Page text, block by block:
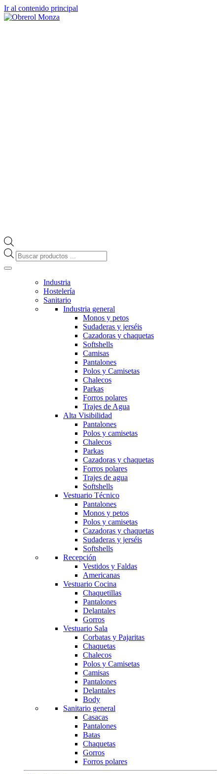
Ir al contenido principal
Búsqueda
de
Industria
Hostelería
Sanitario
Industria general
Monos y petos
Sudaderas y jerséis
Cazadoras y chaquetas
Softshells
Camisas
Pantalones
Polos y Camisetas
Chalecos
Parkas
Forros polares
Trajes de Agua
Alta Visibilidad
Pantalones
Polos y camisetas
Chalecos
Parkas
Cazadoras y chaquetas
Forros polares
Trajes de agua
Softshells
Vestuario Técnico
Pantalones
Monos y petos
Polos y camisetas
Cazadoras y chaquetas
Sudaderas y jerséis
Softshells
Recepción
Vestidos y Faldas
Americanas
Vestuario Cocina
Chaquetillas
Pantalones
Delantales
Gorros
Vestuario Sala
Corbatas y Pajaritas
Chaquetas
Chalecos
Polos y Camisetas
Camisas
Pantalones
Delantales
Body
Sanitario general
Casacas
Pantalones
Batas
Chaquetas
Gorros
Forros polares